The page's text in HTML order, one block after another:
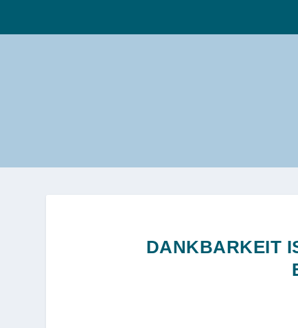
DANKBARKEIT